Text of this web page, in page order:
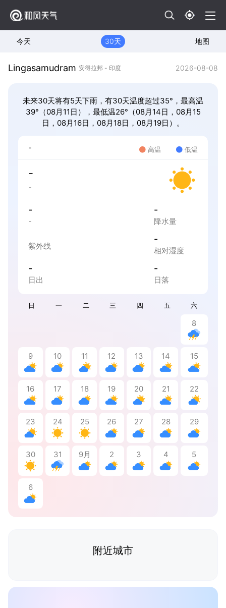
今天 30天 地图
Lingasamudram 安得拉邦 - 印度 2026-08-08
未来30天将有5天下雨，有30天温度超过35°，最高温
39°（08月11日），最低温26°（08月14日，08月15
日，08月16日，08月18日，08月19日）。
日 一 二 三 四 五 六
8
9 10 11 12 13 14 15
16 17 18 19 20 21 22
23 24 25 26 27 28 29
30 31 9月 2 3 4 5
6
- 高温 低温
-
-
-
-
-
降水量
紫外线
-
相对湿度
-
日出
-
日落
附近城市